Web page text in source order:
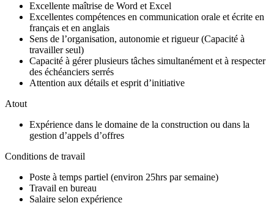
Excellente maîtrise de Word et Excel
Excellentes compétences en communication orale et écrite en
français et en anglais
Sens de l’organisation, autonomie et rigueur (Capacité à
travailler seul)
Capacité à gérer plusieurs tâches simultanément et à respecter
des échéanciers serrés
Attention aux détails et esprit d’initiative
Atout
Expérience dans le domaine de la construction ou dans la
gestion d’appels d’offres
Conditions de travail
Poste à temps partiel (environ 25hrs par semaine)
Travail en bureau
Salaire selon expérience